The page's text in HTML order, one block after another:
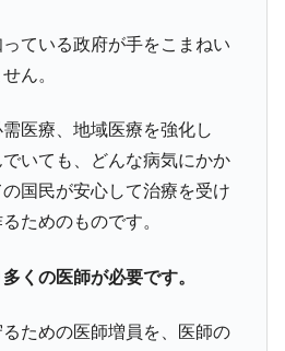
ている政府が手をこまねい
ん。
医療、地域医療を強化し
いても、どんな病気にかか
国民が安心して治療を受け
ためのものです。
多くの医師が必要です。
ための医師増員を、医師の